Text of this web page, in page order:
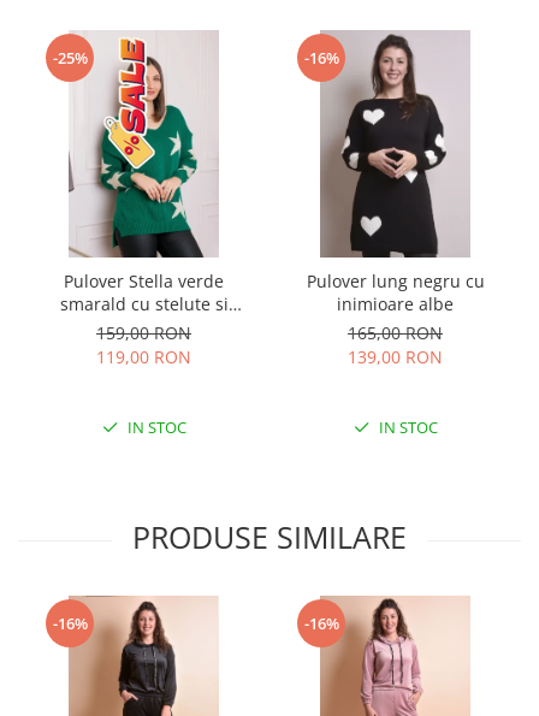
-25%
Pulover Stella verde
smarald cu stelute si
decolteu in V
159,00 RON
119,00 RON
IN STOC
-16%
Pulover lung negru cu
inimioare albe
165,00 RON
139,00 RON
IN STOC
PRODUSE SIMILARE
-16% -16%